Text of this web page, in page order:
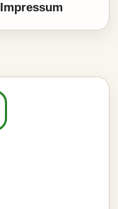
Impressum